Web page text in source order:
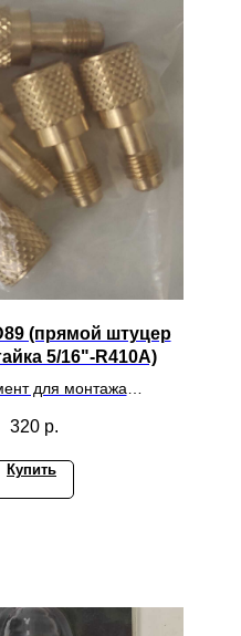
(прямой штуцер
5/16"-R410A)
для монтажа
320 р.
Купить